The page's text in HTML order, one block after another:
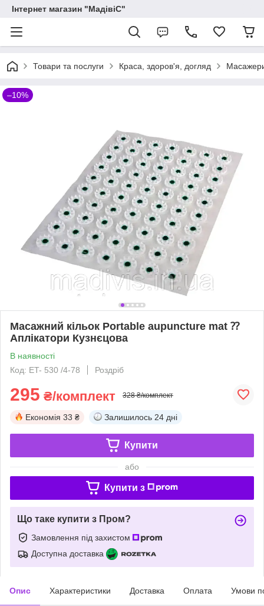
Інтернет магазин "МадівіС"
Товари та послуги Краса, здоров'я, догляд
–10%
Масажний кільок Portable aupuncture mat ⁇
Аплікатори Кузнєцова
В наявності
Код: ET- 530 /4-78
Роздріб
295 ₴/комплект 328 ₴/комплект
Економія 33 ₴ Залишилось 24 дні
Купити
або
Купити з
Що таке купити з Пром?
Замовлення під захистом
Доступна доставка
Опис Характеристики Доставка Оплата Умови